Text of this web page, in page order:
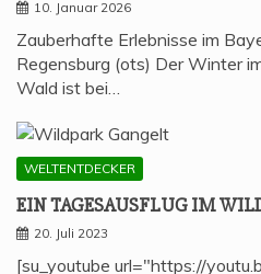
10. Januar 2026
Zauberhafte Erlebnisse im
Regensburg (ots) Der Winter
Wald ist bei…
WELTENTDECKER
EIN TAGES­AUS­FLUG IM
20. Juli 2023
[su_youtube url="https://